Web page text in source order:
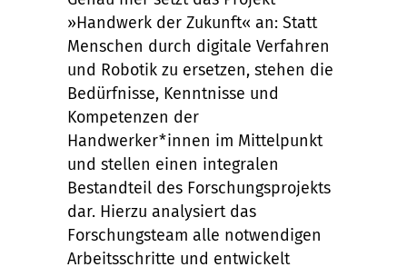
»Handwerk der Zukunft« an: Statt
Menschen durch digitale Verfahren
und Robotik zu ersetzen, stehen die
Bedürfnisse, Kenntnisse und
Kompetenzen der
Handwerker*innen im Mittelpunkt
und stellen einen integralen
Bestandteil des Forschungsprojekts
dar. Hierzu analysiert das
Forschungsteam alle notwendigen
Arbeitsschritte und entwickelt